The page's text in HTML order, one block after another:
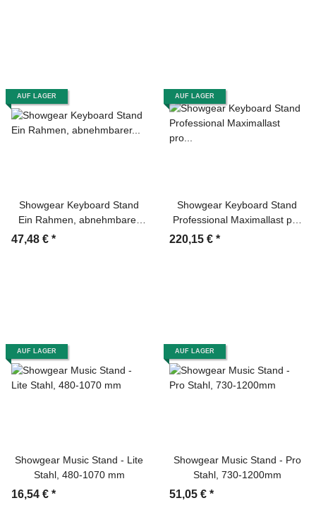
AUF LAGER
Showgear Keyboard Stand
Ein Rahmen, abnehmbarer
47,48 € *
AUF LAGER
Showgear Keyboard Stand
Professional Maximallast pro
Ebene: 30 kg
220,15 € *
AUF LAGER
Showgear Music Stand - Lite
Stahl, 480-1070 mm
16,54 € *
AUF LAGER
Showgear Music Stand - Pro
Stahl, 730-1200mm
51,05 € *